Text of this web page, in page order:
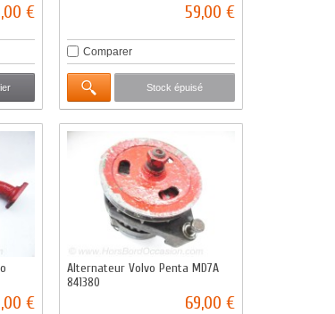
€ 59,00 €
Comparer
Stock épuisé
€
Alternateur Volvo Penta MD7A
841380
69,00 €